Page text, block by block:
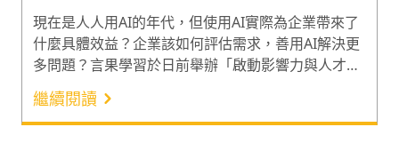
Vibe Coding 商用與落地
情境
現在是人人用AI的年代，但使用AI實際為企業帶來了
什麼具體效益？企業該如何評估需求，善用AI解決更
多問題？言果學習於日前舉辦「啟動影響力與人才新
時代」培訓年會，逾百位人資夥伴共襄盛舉。會中邀
請AI科技專家曾思遠，分享AI將帶來組織級的轉變，
談企業該如何啟動真正的AI落地。
繼續閱讀